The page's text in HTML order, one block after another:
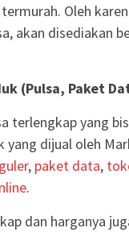
Oleh
akan disediakan
(Pulsa, Paket
terlengkap yang
yang dijual oleh
, paket data,
.
dan harganya